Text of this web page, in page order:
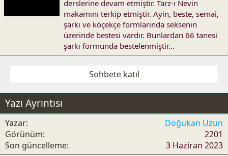
derslerine devam etmiştir. Tarz-ı Nevin
makamını terkip etmiştir. Ayin, beste, semai,
şarkı ve köçekçe formlarında seksenin
üzerinde bestesi vardır. Bunlardan 66 tanesi
şarkı formunda bestelenmiştir...
Sohbete katıl
Yazı Ayrıntısı
Yazar
Doğukan Uzun
Görünüm
2201
Son güncelleme
3 Haziran 2023